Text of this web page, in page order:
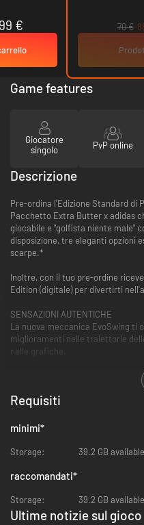
€ 70 €-
Game features
Giocatore
singolo
PvP online
Descrizione
Pre-ordina l'Edizione Standard di
Pacchetto Extra Butter x adidas
giocabile e "golfista niente male"
disposizione, tre eleganti opzioni
scarpe.*
Inoltre, con il tuo pre-ordine
Edition (digitale) per divertirti
SENSAZIONI AUTENTICHE
La nuova meccanica EvoSwing ti
miglioramenti nelle traiettorie
nelle grafiche.
Gli U.S. Open Championship,
La mia CARRIERA e Il mio
mai viste prima nelle modalità La
LE STAGIONI RITORNANO ALLA
Requisiti
minimi*
Storage: 39.2 GB
raccomandati*
Storage: 39.2 GB
Ultime notizie sul gioco